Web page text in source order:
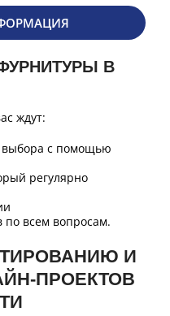
В
ждут:
с помощью
регулярно
по всем вопросам.
И
ПРОЕКТОВ